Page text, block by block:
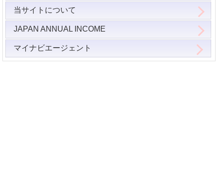
当サイトについて
JAPAN ANNUAL INCOME
マイナビエージェント